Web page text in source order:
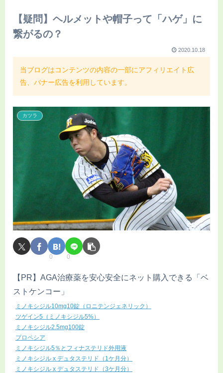
【疑問】ヘルメットや帽子って「ハゲ」に
繋がるの？
2020.10.18
当ブログはコンテンツの内容の一部にアフィリエイト広
告、バナー広告を利用しています。
カツラ
0 0
【PR】AGA治療薬を安心安全にネット購入できる「ベ
ストケンコー」
ミノキシジル10mg10錠（ロニテンジェネリック）
ツゲイン5（ミノキシジル5%）
ミノキシジル2.5mg100錠
プロペシア
ミノキシジル5％とフィナステリド外用液
ミノキシジル x デュタステリド（1ケ月分）
ミノキシジル x デュタステリド（3ケ月分）